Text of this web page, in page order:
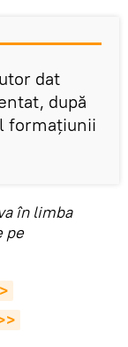
dat
după
formațiunii
în limba
pe